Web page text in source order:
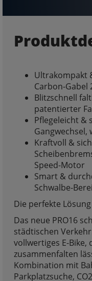
Ultrakompakt
Carbon-Gabel
Blitzschnell
patentierter
Pflegeleicht &
Kraftvoll &
Speed-Motor
Smart &
Schwalbe-
Die perfekte
Das neue PRO16
städtischen
vollwertiges E-Bike,
zusammenfalten
Kombination mit
Parkplatzsuche,